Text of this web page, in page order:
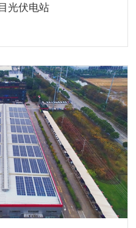
光伏电站